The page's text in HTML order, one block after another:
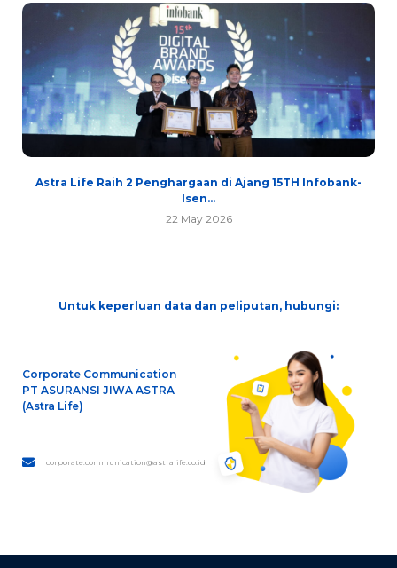
Astra Life Raih 2 Penghargaan di Ajang 15TH Infobank-
Isen...
22 May 2026
Untuk keperluan data dan peliputan, hubungi:
Corporate Communication
PT ASURANSI JIWA ASTRA
(Astra Life)
corporate.communication@astralife.co.id